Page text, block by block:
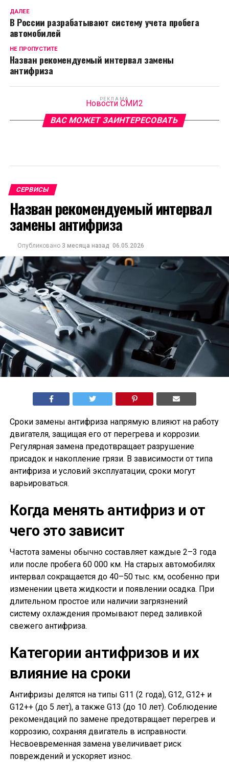
ДАЛЕЕ
В России разрабатывают систему учета пробега
автомобилей
НЕ ПРОПУСТИТЕ
Назван рекомендуемый интервал замены
антифриза
РЕКЛАМА
Новости СМИ2
ВАС МОЖЕТ ЗАИНТЕРЕСОВАТЬ
СЕРВИСЫ
Назван рекомендуемый интервал
замены антифриза
Опубликовано 3 месяца назад 06.05.2026
Сроки замены антифриза напрямую влияют на работу
двигателя, защищая его от перегрева и коррозии.
Регулярная замена предотвращает разрушение
присадок и накопление грязи. В зависимости от типа
антифриза и условий эксплуатации, сроки могут
варьироваться.
Когда менять антифриз и от
чего это зависит
Частота замены обычно составляет каждые 2–3 года
или после пробега 60 000 км. На старых автомобилях
интервал сокращается до 40–50 тыс. км, особенно при
изменении цвета жидкости и появлении осадка. При
длительном простое или наличии загрязнений
систему охлаждения промывают перед заливкой
свежего антифриза.
Категории антифризов и их
влияние на сроки
Антифризы делятся на типы G11 (2 года), G12, G12+ и
G12++ (до 5 лет), а также G13 (до 10 лет). Соблюдение
рекомендаций по замене предотвращает перегрев и
коррозию, сохраняя двигатель в исправности.
Несвоевременная замена увеличивает риск
повреждений и ускоряет износ.